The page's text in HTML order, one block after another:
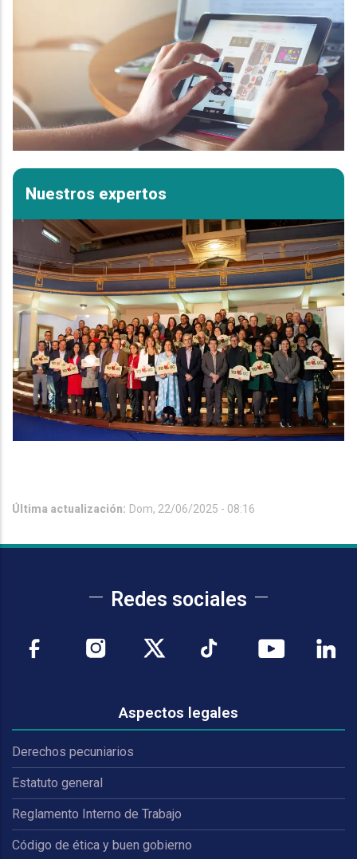
Nuestros expertos
Última actualización: Dom, 22/06/2025 - 08:16
Redes sociales
Aspectos legales
Derechos pecuniarios
Estatuto general
Reglamento Interno de Trabajo
Código de ética y buen gobierno